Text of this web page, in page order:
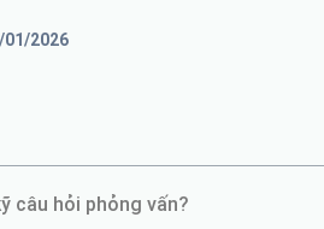
01/2026
câu hỏi phỏng vấn?